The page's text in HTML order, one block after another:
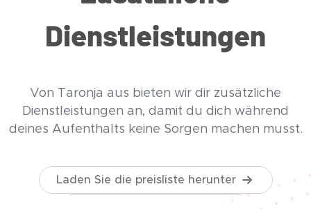
Dienstleistungen
Von Taronja aus bieten wir dir zusätzliche
Dienstleistungen an, damit du dich während
deines Aufenthalts keine Sorgen machen musst.
Laden Sie die preisliste herunter